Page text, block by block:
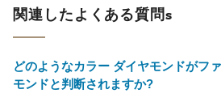
関連したよくある質問s
どのようなカラー ダイヤモンドがフ
モンドと判断されますか?